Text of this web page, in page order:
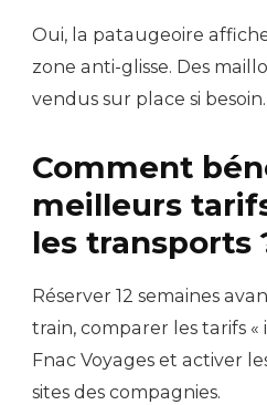
Oui, la pataugeoire
zone anti-glisse. Des
vendus sur place si besoin.
Comment
meilleurs
les transports
Réserver 12 semaines
train, comparer les tarifs «
Fnac Voyages et activer
sites des compagnies.